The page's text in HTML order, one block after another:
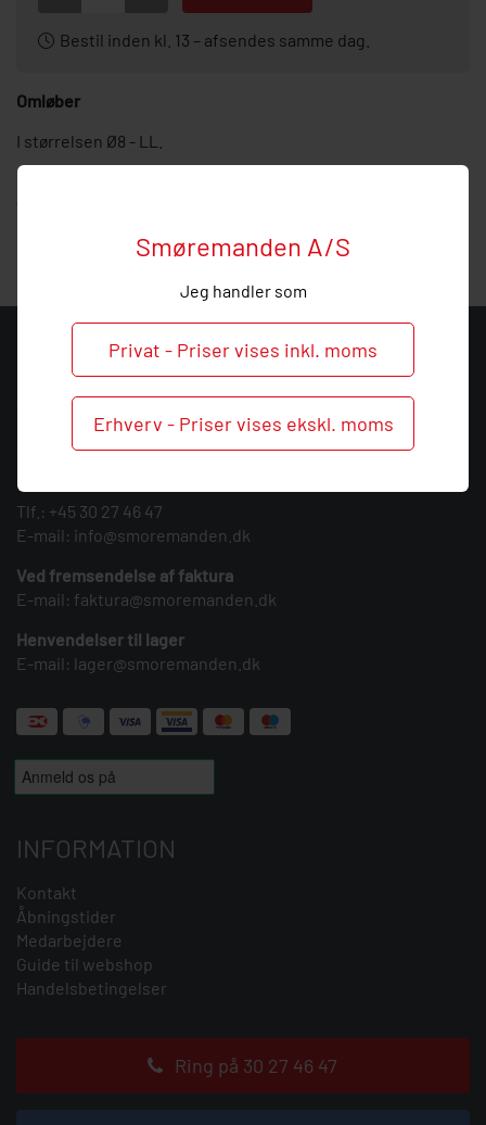
Smøremanden A/S
Jeg handler som
Privat - Priser vises inkl. moms
Erhverv - Priser vises ekskl. moms
Bestil inden kl. 13 – afsendes samme dag.
Omløber
I størrelsen Ø8 - LL.
KONTAKT
Smøremanden A/S
CVR: 39683717
Søndergården 3
Tlf.: +45 30 27 46 47
E-mail: info@smoremanden.dk
Ved fremsendelse af faktura
E-mail: faktura@smoremanden.dk
Henvendelser til lager
E-mail: lager@smoremanden.dk
INFORMATION
Kontakt
Åbningstider
Medarbejdere
Guide til webshop
Handelsbetingelser
Ring på 30 27 46 47